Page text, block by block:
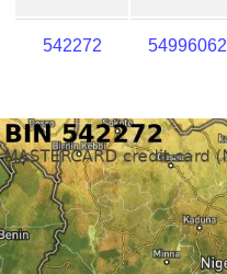
542272 54996062